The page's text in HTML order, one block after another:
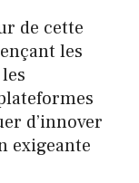
de cette
les
d’innover
exigeante